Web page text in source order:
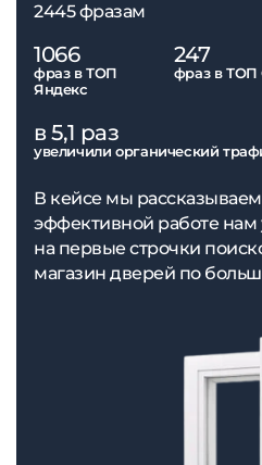
2445 фразам
1066
фраз в ТОП
Яндекс
247
фраз в ТОП
в 5,1 раз
увеличили органический
В кейсе мы
эффективной работе нам
на первые строчки
магазин дверей по